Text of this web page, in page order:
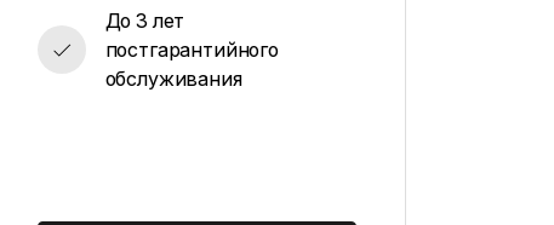
До 3 лет
постгарантийного
обслуживания